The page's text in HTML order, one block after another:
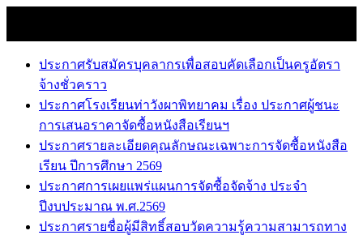
content
ประกาศรับสมัครบุคลากรเพื่อสอบคัดเลือกเป็นครูอัตรา
จ้างชั่วคราว
ประกาศโรงเรียนท่าวังผาพิทยาคม เรื่อง ประกาศผู้ชนะ
การเสนอราคาจัดซื้อหนังสือเรียนฯ
ประกาศรายละเอียดคุณลักษณะเฉพาะการจัดซื้อหนังสือ
เรียน ปีการศึกษา 2569
ประกาศการเผยแพร่แผนการจัดซื้อจัดจ้าง ประจำ
ปีงบประมาณ พ.ศ.2569
ประกาศรายชื่อผู้มีสิทธิ์สอบวัดความรู้ความสามารถทาง